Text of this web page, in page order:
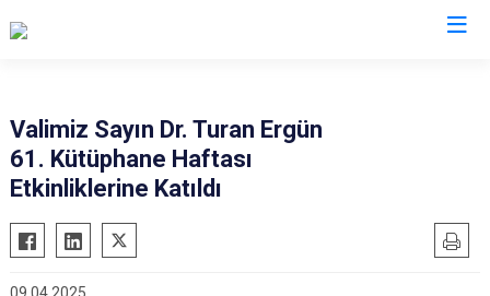
Valimiz Sayın Dr. Turan Ergün
61. Kütüphane Haftası
Etkinliklerine Katıldı